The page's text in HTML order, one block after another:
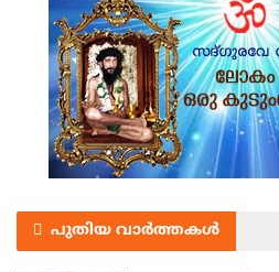
പുതിയ വാർത്തകൾ